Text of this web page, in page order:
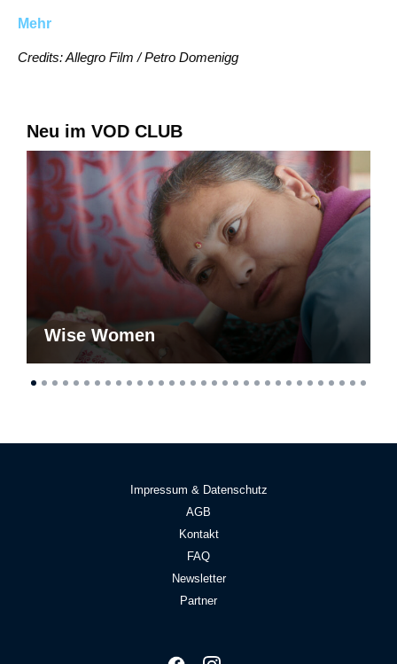
Mehr
Credits: Allegro Film / Petro Domenigg
Neu im VOD CLUB
Wise Women
Impressum & Datenschutz
AGB
Kontakt
FAQ
Newsletter
Partner